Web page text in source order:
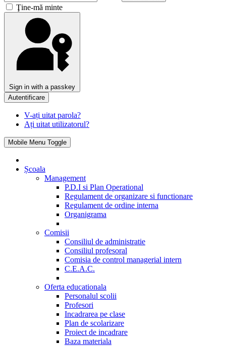
Ţine-mă minte
Sign in with a passkey
Autentificare
V-ați uitat parola?
Ați uitat utilizatorul?
Mobile Menu Toggle
Școala
Management
P.D.I si Plan Operational
Regulament de organizare si functionare
Regulament de ordine interna
Organigrama
Comisii
Consiliul de administratie
Consiliul profesoral
Comisia de control managerial intern
C.E.A.C.
Oferta educationala
Personalul scolii
Profesori
Incadrarea pe clase
Plan de scolarizare
Proiect de incadrare
Baza materiala